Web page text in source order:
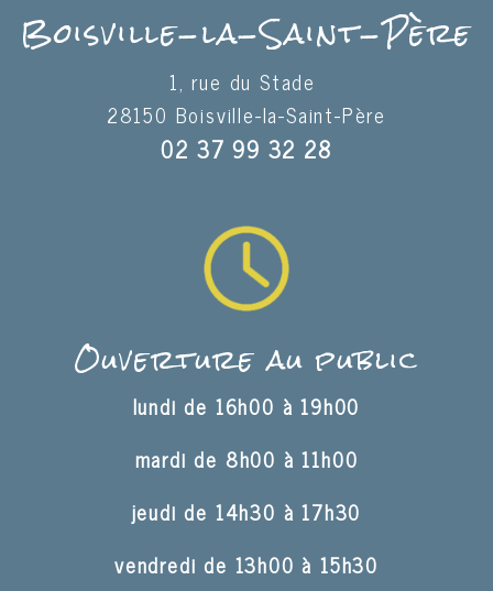
Boisville-la-Saint-Père
1, rue du Stade
28150 Boisville-la-Saint-Père
02 37 99 32 28
Ouverture au public
lundi de 16h00 à 19h00
mardi de 8h00 à 11h00
jeudi de 14h30 à 17h30
vendredi de 13h00 à 15h30